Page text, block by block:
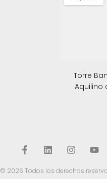
Torre
Aquilino
© 2026 Todos los derechos